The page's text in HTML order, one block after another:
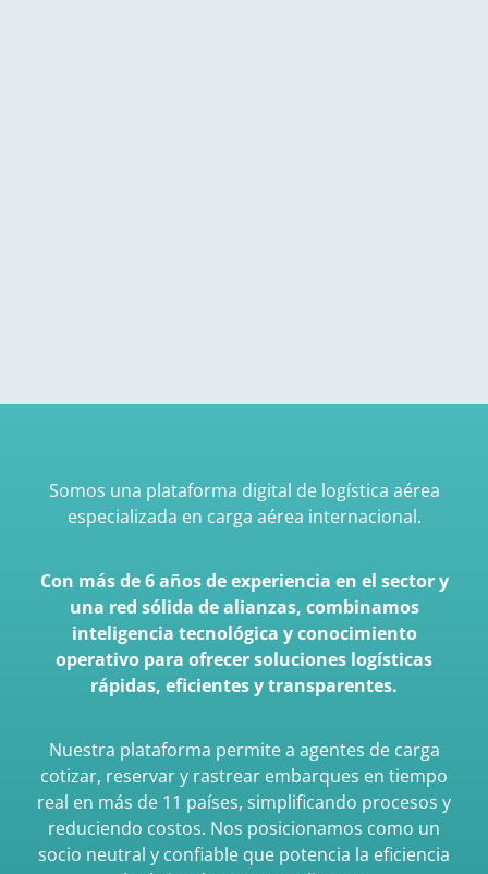
Somos una plataforma digital de logística aérea
especializada en carga aérea internacional.
Con más de 6 años de experiencia en el sector y
una red sólida de alianzas, combinamos
inteligencia tecnológica y conocimiento
operativo para ofrecer soluciones logísticas
rápidas, eficientes y transparentes.
Nuestra plataforma permite a agentes de carga
cotizar, reservar y rastrear embarques en tiempo
real en más de 11 países, simplificando procesos y
reduciendo costos. Nos posicionamos como un
socio neutral y confiable que potencia la eficiencia